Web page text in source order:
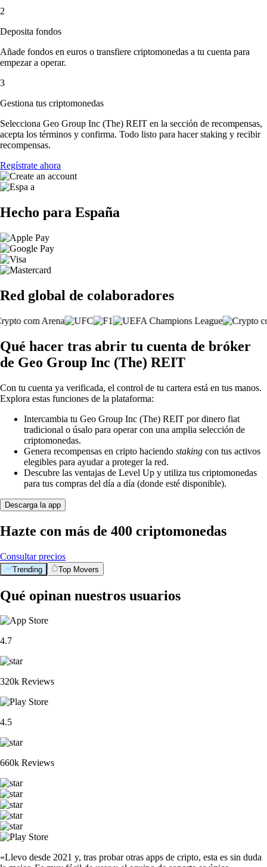
2
Deposita fondos
Añade fondos en euros o transfiere criptomonedas a tu cuenta para
empezar a operar.
3
Gestiona tus criptomonedas
Selecciona Geo Group Inc (The) REIT en la sección de recompensas,
acepta los términos y confirma. Todo listo para hacer staking y recibir
recompensas.
Regístrate ahora
Hecho para España
Red global de colaboradores
Qué hacer tras abrir tu cuenta de bróker
de Geo Group Inc (The) REIT
Con tu cuenta ya verificada, el control de tu cartera está en tus manos.
Explora estas funciones de la plataforma:
Intercambia tu Geo Group Inc (The) REIT por dinero fiat
tradicional o úsalo para operar con una amplia selección de
criptomonedas.
Genera recompensas en cripto haciendo staking con tus activos
elegibles para ayudar a proteger la red.
Descubre las ventajas de Level Up y utiliza tus criptomonedas
para tus compras del día a día (donde esté disponible).
Descarga la app
Hazte con más de 400 criptomonedas
Consultar precios
Trending Top Movers
Qué opinan nuestros usuarios
4.7
320k Reviews
4.5
660k Reviews
«Llevo desde 2021 y, tras probar otras apps de cripto, esta es sin duda